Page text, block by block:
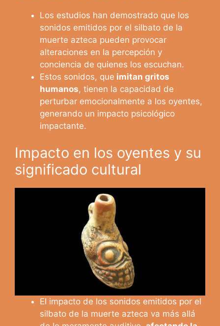
Los estudios han demostrado que los
sonidos emitidos por el silbato de la
muerte azteca pueden provocar
alteraciones en la percepción y
conciencia de quienes los escuchan.
Estos sonidos, que imitan gritos
humanos, tienen la capacidad de
perturbar emocionalmente a los oyentes,
generando un impacto psicológico
impactante.
Impacto en los oyentes y su
significado cultural
El impacto de los sonidos emitidos por el
silbato de la muerte azteca va más allá